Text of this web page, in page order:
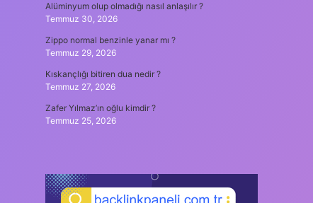
Alüminyum olup olmadığı nasıl anlaşılır ?
Temmuz 30, 2026
Zippo normal benzinle yanar mı ?
Temmuz 29, 2026
Kıskançlığı bitiren dua nedir ?
Temmuz 27, 2026
Zafer Yılmaz’ın oğlu kimdir ?
Temmuz 25, 2026